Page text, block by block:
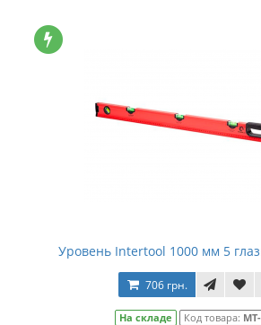
Уровень Intertool 1000 мм 5
706 грн.
На складе Код товара: